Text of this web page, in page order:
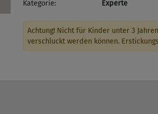
Kategorie:
Experte
Achtung! Nicht für Kinder unter 3
verschluckt werden können.